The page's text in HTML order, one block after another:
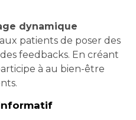
dynamique
patients de poser des
feedbacks. En créant
à au bien-être